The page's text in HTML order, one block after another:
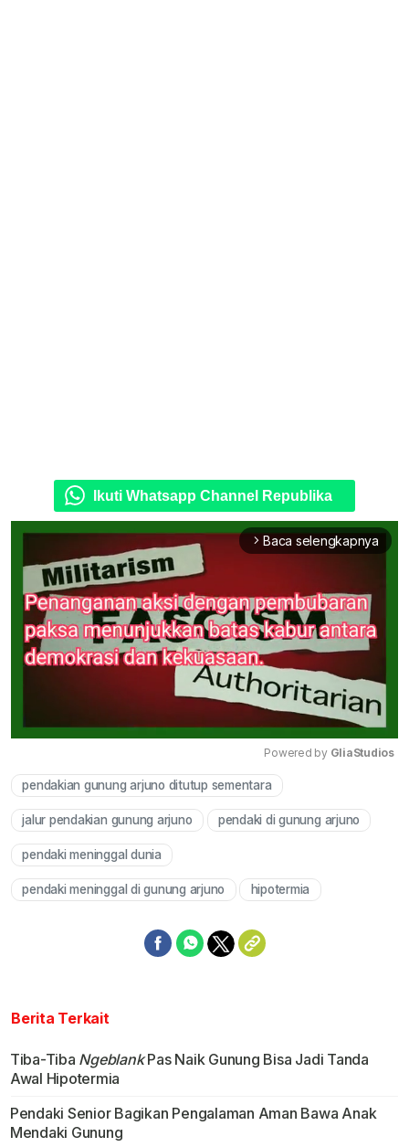
Ikuti Whatsapp Channel Republika
arrow_forward_ios Baca selengkapnya
Powered by GliaStudios
pendakian gunung arjuno ditutup sementara
jalur pendakian gunung arjuno pendaki di gunung arjuno
pendaki meninggal dunia
pendaki meninggal di gunung arjuno hipotermia
Berita Terkait
Tiba-Tiba NgeblankPas Naik Gunung Bisa Jadi Tanda
Awal Hipotermia
Pendaki Senior Bagikan Pengalaman Aman Bawa Anak
Mendaki Gunung